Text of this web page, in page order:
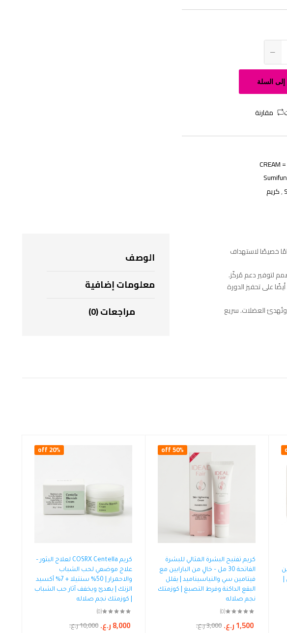
السلة
مقارنة
CREAM
Sumifun
,كريم
الوصف
معلومات إضافية
مراجعات (0)
من تعب وتورم الساقين مع كريم سوميفون لتخفيف تورم الساقين. صُمم هذا المرهم الموضعي بوزن 20 غرامًا خصيصًا لاستهداف
لتوفير دعم مُركّز.
على تحفيز الدورة
وتُحسّن الدورة الدموية، وتُهدئ العضلات. سريع
50% off
كريم تفتيح البشرة المثالي للبشرة
الفاتحة 30 مل – خالٍ من البارابين مع
فيتامين سي والنياسيناميد | يقلل
البقع الداكنة وفرط التصبغ | كوزمتك
نجم صلاله
(0)
3,000ر.ع. 1,500ر.ع.
20% off
كريم COSRX Centella لعلاج البثور –
علاج موضعي لحب الشباب
والاحمرار | 50% سنتيلا + 7% أكسيد
الزنك | يهدئ ويخفف آثار حب الشباب
| كوزمتك نجم صلاله
(0)
10,000ر.ع. 8,000ر.ع.